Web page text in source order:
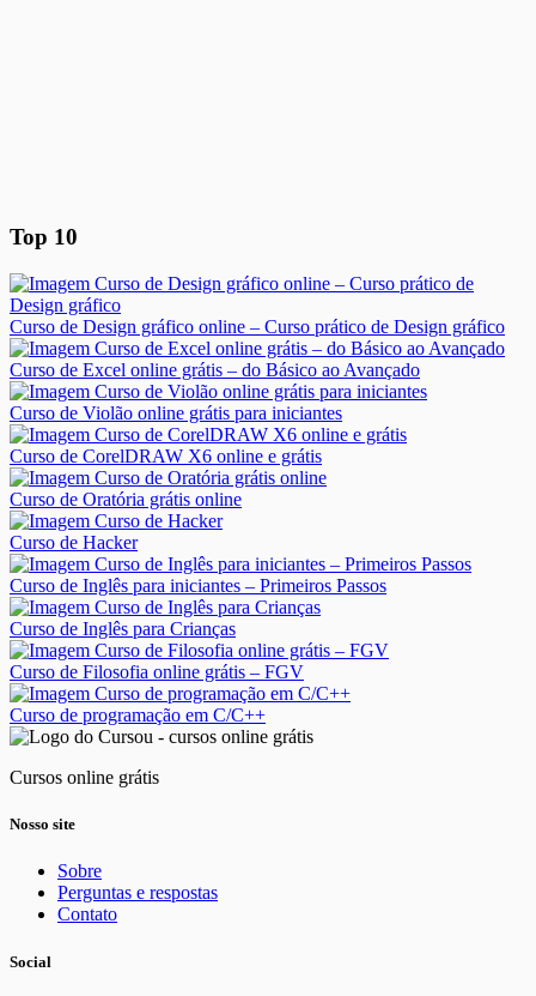
Top 10
Curso de Design gráfico online – Curso prático de Design gráfico
Curso de Excel online grátis – do Básico ao Avançado
Curso de Violão online grátis para iniciantes
Curso de CorelDRAW X6 online e grátis
Curso de Oratória grátis online
Curso de Hacker
Curso de Inglês para iniciantes – Primeiros Passos
Curso de Inglês para Crianças
Curso de Filosofia online grátis – FGV
Curso de programação em C/C++
Cursos online grátis
Nosso site
Sobre
Perguntas e respostas
Contato
Social